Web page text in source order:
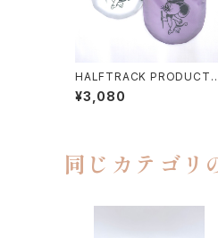
HALFTRACK PRODUCTS
/ ＋BALL
¥3,080
同じカテゴリ